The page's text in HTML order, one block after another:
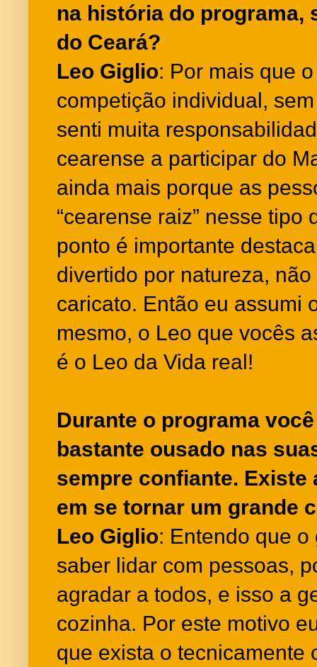
na história do programa,
do Ceará?
Leo Giglio: Por mais que
competição individual,
senti muita
cearense a participar do
ainda mais porque as
“cearense raiz” nesse tipo
ponto é importante
divertido por natureza,
caricato. Então eu assumi
mesmo, o Leo que vocês
é o Leo da Vida real!
Durante o programa
bastante ousado nas
sempre confiante. Existe
em se tornar um grande
Leo Giglio: Entendo que
saber lidar com pessoas,
agradar a todos, e isso a
cozinha. Por este motivo
que exista o tecnicamente